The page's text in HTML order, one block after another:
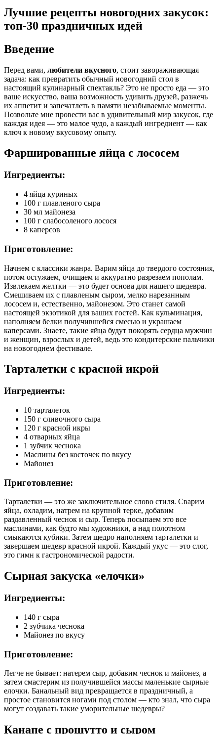
Лучшие рецепты новогодних закусок:
топ-30 праздничных идей
Введение
Перед вами, любители вкусного, стоит завораживающая
задача: как превратить обычный новогодний стол в
настоящий кулинарный спектакль? Это не просто еда — это
ваше искусство, ваша возможность удивить друзей, разжечь
их аппетит и запечатлеть в памяти незабываемые моменты.
Позвольте мне провести вас в удивительный мир закусок, где
каждая идея — это малое чудо, а каждый ингредиент — как
ключ к новому вкусовому опыту.
Фаршированные яйца с лососем
Ингредиенты:
4 яйца куриных
100 г плавленого сыра
30 мл майонеза
100 г слабосоленого лосося
8 каперсов
Приготовление:
Начнем с классики жанра. Варим яйца до твердого состояния,
потом остужаем, очищаем и аккуратно разрезаем пополам.
Извлекаем желтки — это будет основа для нашего шедевра.
Смешиваем их с плавленым сыром, мелко нарезанным
лососем и, естественно, майонезом. Это станет самой
настоящей экзотикой для ваших гостей. Как кульминация,
наполняем белки получившейся смесью и украшаем
каперсами. Знаете, такие яйца будут покорять сердца мужчин
и женщин, взрослых и детей, ведь это кондитерские пальчики
на новогоднем фестивале.
Тарталетки с красной икрой
Ингредиенты:
10 тарталеток
150 г сливочного сыра
120 г красной икры
4 отварных яйца
1 зубчик чеснока
Маслины без косточек по вкусу
Майонез
Приготовление:
Тарталетки — это же заключительное слово стиля. Сварим
яйца, охладим, натрем на крупной терке, добавим
раздавленный чеснок и сыр. Теперь посыпаем это все
маслинами, как будто мы художники, а над полотном
смыкаются кубики. Затем щедро наполняем тарталетки и
завершаем шедевр красной икрой. Каждый укус — это слог,
это гимн к гастрономической радости.
Сырная закуска «елочки»
Ингредиенты:
140 г сыра
2 зубчика чеснока
Майонез по вкусу
Приготовление:
Легче не бывает: натерем сыр, добавим чеснок и майонез, а
затем смастерим из получившейся массы маленькие сырные
елочки. Банальный вид превращается в праздничный, а
простое становится ногами под столом — кто знал, что сыра
могут создавать такие уморительные шедевры?
Канапе с прошутто и сыром